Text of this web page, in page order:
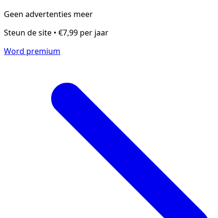
Geen advertenties meer
Steun de site • €7,99 per jaar
Word premium